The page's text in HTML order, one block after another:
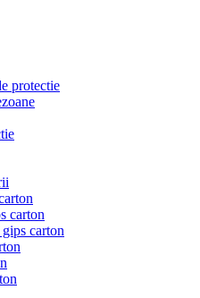
protectie
carton
carton